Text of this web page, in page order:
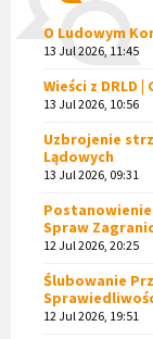
O Ludowym
13 Jul 2026, 11:45
Wieści z DRLD
13 Jul 2026, 10:56
Uzbrojenie
Lądowych
13 Jul 2026, 09:31
Spraw
12 Jul 2026, 20:25
Ślubowanie
12 Jul 2026, 19:51